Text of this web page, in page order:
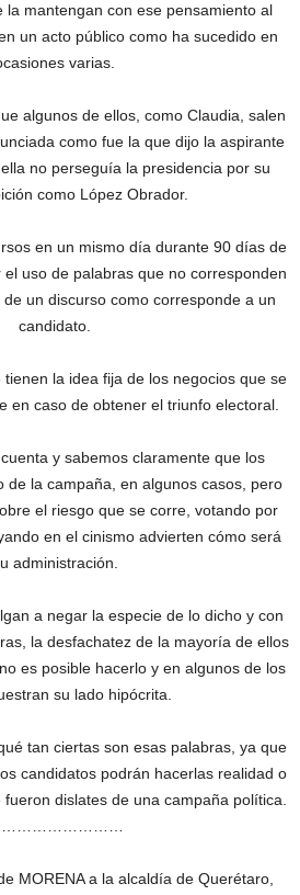
la mantengan con ese pensamiento al
un acto público como ha sucedido en
varias.
algunos de ellos, como Claudia, salen
como fue la que dijo la aspirante
no perseguía la presidencia por su
como López Obrador.
en un mismo día durante 90 días de
uso de palabras que no corresponden
un discurso como corresponde a un
candidato.
la idea fija de los negocios que se
en caso de obtener el triunfo electoral.
y sabemos claramente que los
de la campaña, en algunos casos, pero
el riesgo que se corre, votando por
en el cinismo advierten cómo será
administración.
a negar la especie de lo dicho y con
la desfachatez de la mayoría de ellos
es posible hacerlo y en algunos de los
su lado hipócrita.
tan ciertas son esas palabras, ya que
candidatos podrán hacerlas realidad o
dislates de una campaña política.
MORENA a la alcaldía de Querétaro,